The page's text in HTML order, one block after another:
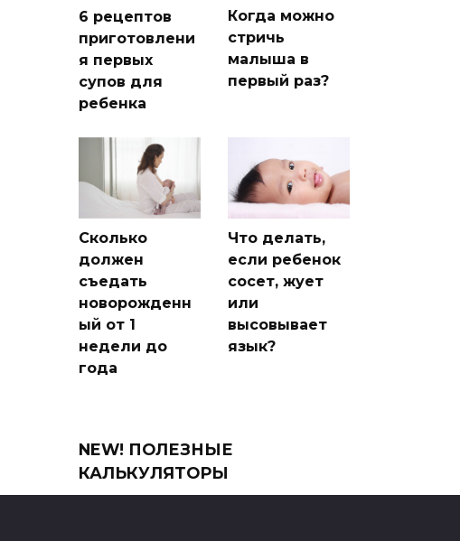
6 рецептов
приготовлени
я первых
супов для
ребенка
Когда можно
стричь
малыша в
первый раз?
Сколько
должен
съедать
новорожденн
ый от 1
недели до
года
Что делать,
если ребенок
сосет, жует
или
высовывает
язык?
NEW! ПОЛЕЗНЫЕ
КАЛЬКУЛЯТОРЫ